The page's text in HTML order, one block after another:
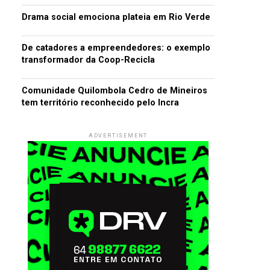
Drama social emociona plateia em Rio Verde
De catadores a empreendedores: o exemplo
transformador da Coop-Recicla
Comunidade Quilombola Cedro de Mineiros
tem território reconhecido pelo Incra
ADVERTISEMENT